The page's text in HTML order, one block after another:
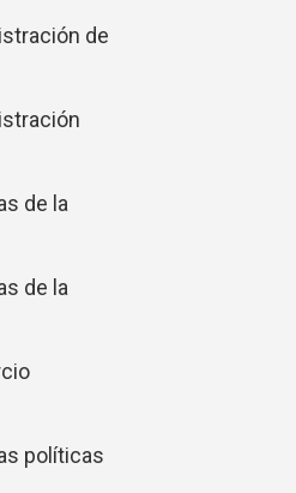
de
de la
de la
políticas